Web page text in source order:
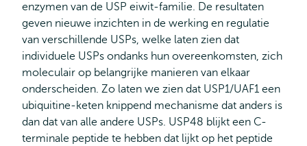
enzymen van de USP eiwit-familie. De resultaten
geven nieuwe inzichten in de werking en regulatie
van verschillende USPs, welke laten zien dat
individuele USPs ondanks hun overeenkomsten, zich
moleculair op belangrijke manieren van elkaar
onderscheiden. Zo laten we zien dat USP1/UAF1 een
ubiquitine-keten knippend mechanisme dat anders is
dan dat van alle andere USPs. USP48 blijkt een C-
terminale peptide te hebben dat lijkt op het peptide